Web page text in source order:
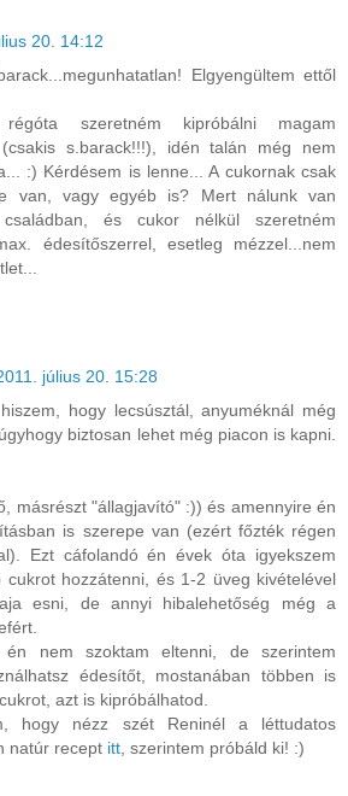
20. 14:12
Elgyengültem ettől
szeretném kipróbálni magam
(csakis s.barack!!!), idén talán még nem
:) Kérdésem is lenne... A cukornak csak
van, vagy egyéb is? Mert nálunk van
és cukor nélkül szeretném
édesítőszerrel, esetleg mézzel...nem
július 20. 15:28
hogy lecsúsztál, anyuméknál még
biztosan lehet még piacon is kapni.
másrészt "állagjavító" :)) és amennyire én
is szerepe van (ezért főzték régen
Ezt cáfolandó én évek óta igyekszem
cukrot hozzátenni, és 1-2 üveg kivételével
esni, de annyi hibalehetőség még a
én nem szoktam eltenni, de szerintem
édesítőt, mostanában többen is
azt is kipróbálhatod.
hogy nézz szét Reninél a léttudatos
natúr recept itt, szerintem próbáld ki! :)